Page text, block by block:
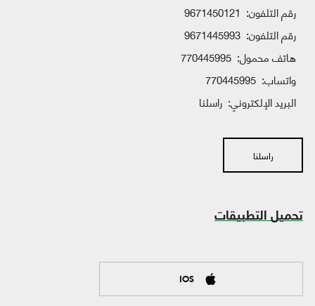
رقم التلفون: 9671450121
رقم التلفون: 9671445993
هاتف محمول: 770445995
واتساب:
البريد الإلكتروني: راسلنا
راسلنا
تحميل التطبيقات
IOS